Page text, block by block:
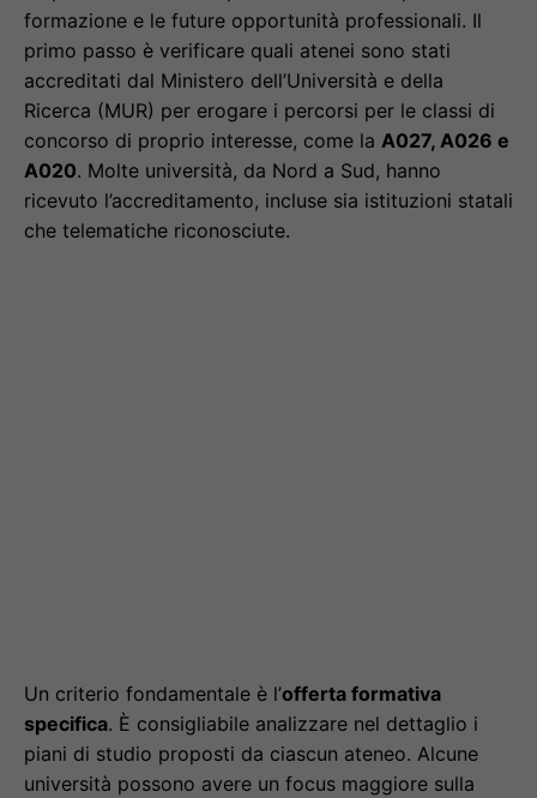
formazione e le future opportunità professionali. Il
primo passo è verificare quali atenei sono stati
accreditati dal Ministero dell’Università e della
Ricerca (MUR) per erogare i percorsi per le classi di
concorso di proprio interesse, come la A027, A026 e
A020. Molte università, da Nord a Sud, hanno
ricevuto l’accreditamento, incluse sia istituzioni statali
che telematiche riconosciute.
Un criterio fondamentale è l’offerta formativa
specifica. È consigliabile analizzare nel dettaglio i
piani di studio proposti da ciascun ateneo. Alcune
università possono avere un focus maggiore sulla